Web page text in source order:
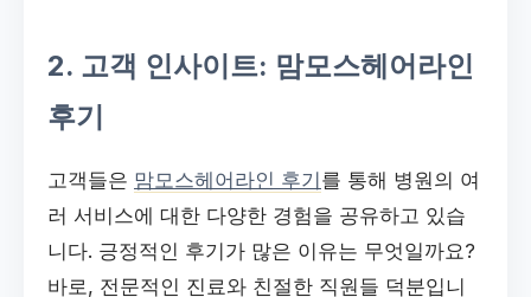
2. 고객 인사이트: 맘모스헤어라인
후기
고객들은 맘모스헤어라인 후기를 통해 병원의 여
러 서비스에 대한 다양한 경험을 공유하고 있습
니다. 긍정적인 후기가 많은 이유는 무엇일까요?
바로, 전문적인 진료와 친절한 직원들 덕분입니